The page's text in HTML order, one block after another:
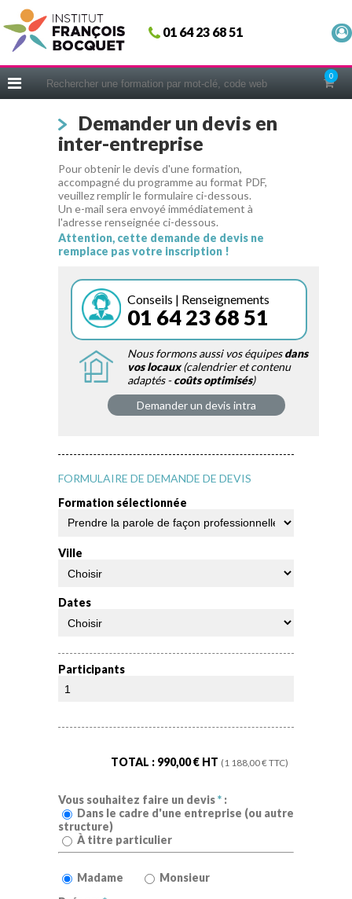
01 64 23 68 51
0
Fermer
ACCUEIL
CERIFICATIONS
INTRAS | SUR-MESURE
COACHING
EN PRATIQUE
NOUS CONNAÎTRE
CONSEILS MICRO-COACHING
WEBINAIRES
QUESTIONNAIRE GRATUIT
Demander un devis en
inter-entreprise
Pour obtenir le devis d'une formation,
accompagné du programme au format PDF,
veuillez remplir le formulaire ci-dessous.
Un e-mail sera envoyé immédiatement à
l'adresse renseignée ci-dessous.
Attention, cette demande de devis ne
remplace pas votre inscription !
Conseils | Renseignements
01 64 23 68 51
Nous formons aussi vos équipesdans
vos locaux(calendrier et contenu
adaptés -coûts optimisés)
Demander un devis intra
FORMULAIRE DE DEMANDE DE DEVIS
Formation sélectionnée
Ville
Dates
Participants
TOTAL : 990,00€ HT ( 1 188,00€ TTC)
Vous souhaitez faire un devis* :
Dans le cadre d'une entreprise (ou autre
structure)
À titre particulier
Madame
Monsieur